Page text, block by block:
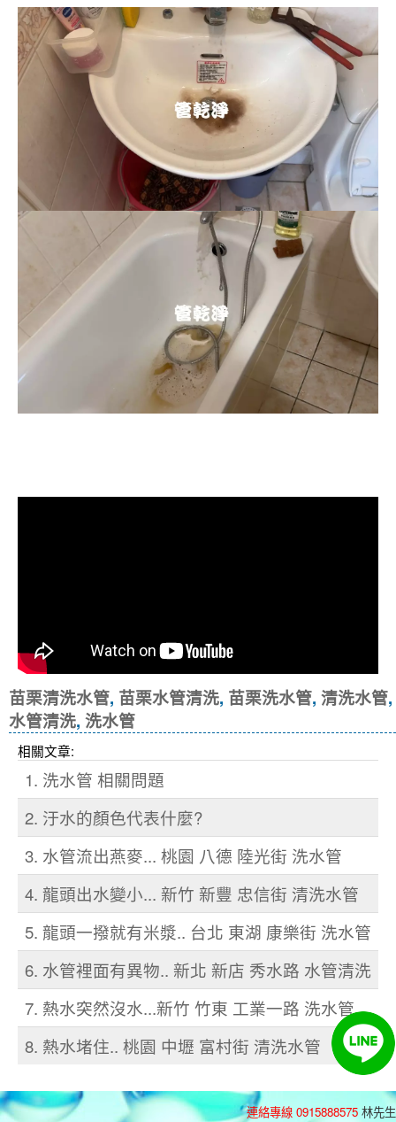
苗栗清洗水管, 苗栗水管清洗, 苗栗洗水管, 清洗水管,
水管清洗, 洗水管
相關文章:
1. 洗水管 相關問題
2. 汙水的顏色代表什麼?
3. 水管流出燕麥... 桃園 八德 陸光街 洗水管
4. 龍頭出水變小... 新竹 新豐 忠信街 清洗水管
5. 龍頭一撥就有米漿.. 台北 東湖 康樂街 洗水管
6. 水管裡面有異物.. 新北 新店 秀水路 水管清洗
7. 熱水突然沒水...新竹 竹東 工業一路 洗水管
8. 熱水堵住.. 桃園 中壢 富村街 清洗水管
連絡專線 0915888575 林先生